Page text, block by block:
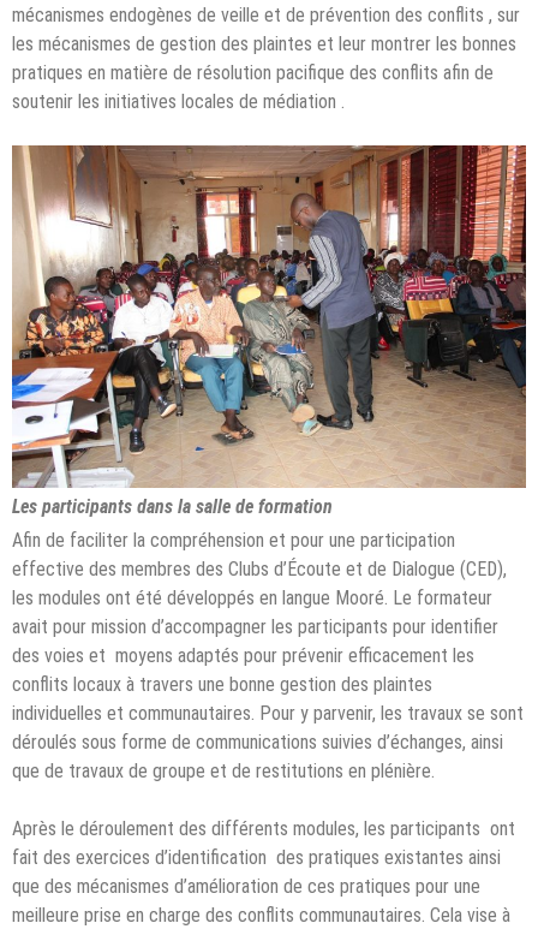
mécanismes endogènes de veille et de prévention des conflits , sur
les mécanismes de gestion des plaintes et leur montrer les bonnes
pratiques en matière de résolution pacifique des conflits afin de
soutenir les initiatives locales de médiation .
Les participants dans la salle de formation
Afin de faciliter la compréhension et pour une participation
effective des membres des Clubs d’Écoute et de Dialogue (CED),
les modules ont été développés en langue Mooré. Le formateur
avait pour mission d’accompagner les participants pour identifier
des voies et moyens adaptés pour prévenir efficacement les
conflits locaux à travers une bonne gestion des plaintes
individuelles et communautaires. Pour y parvenir, les travaux se sont
déroulés sous forme de communications suivies d’échanges, ainsi
que de travaux de groupe et de restitutions en plénière.
Après le déroulement des différents modules, les participants ont
fait des exercices d’identification des pratiques existantes ainsi
que des mécanismes d’amélioration de ces pratiques pour une
meilleure prise en charge des conflits communautaires. Cela vise à